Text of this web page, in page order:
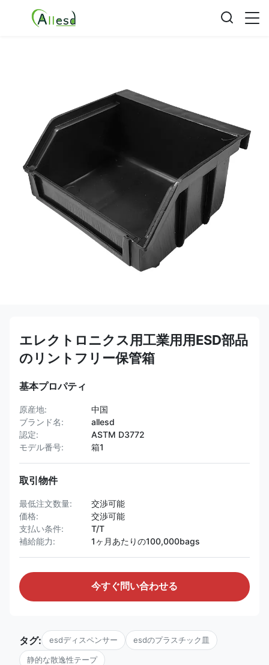
エレクトロニクス用工業用用ESD部品
のリントフリー保管箱
基本プロパティ
原産地:
中国
ブランド名:
allesd
認定:
ASTM D3772
モデル番号:
箱1
取引物件
最低注文数量:
交渉可能
価格:
交渉可能
支払い条件:
T/T
補給能力:
1ヶ月あたりの100,000bags
今すぐ問い合わせる
タグ: esdディスペンサー esdのプラスチック皿
静的な散逸性テープ